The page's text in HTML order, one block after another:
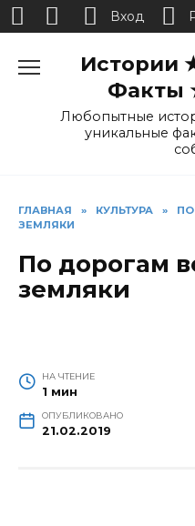
Истории
Факты
Любопытные
уникальные
ГЛАВНАЯ » КУЛЬТУРА »
ЗЕМЛЯКИ
По дорогам
земляки
НА ЧТЕНИЕ
1 мин
ОПУБЛИКОВАНО
21.02.2019
Вход